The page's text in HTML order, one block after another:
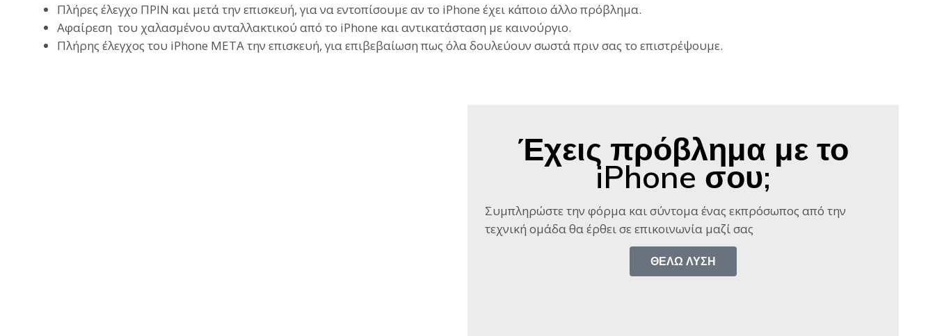
Πλήρες έλεγχο ΠΡΙΝ και μετά την επισκευή, για να εντοπίσουμε αν το iPhone έχει κάποιο άλλο πρόβλημα.
Αφαίρεση του χαλασμένου ανταλλακτικού από το iPhone και αντικατάσταση με καινούργιο.
Πλήρης έλεγχος του iPhone ΜΕΤΑ την επισκευή, για επιβεβαίωση πως όλα δουλεύουν σωστά πριν σας το επιστρέψουμε.
Έχεις πρόβλημα με το
iPhone σου;
Συμπληρώστε την φόρμα και σύντομα ένας εκπρόσωπος από την
τεχνική ομάδα θα έρθει σε επικοινωνία μαζί σας​
ΘΈΛΩ ΛΎΣΗ